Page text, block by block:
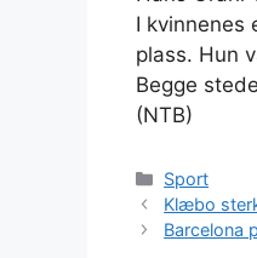
I kvinnenes
plass. Hun
Begge
(NTB)
Kategorier
Sport
Klæbo
Barcelona